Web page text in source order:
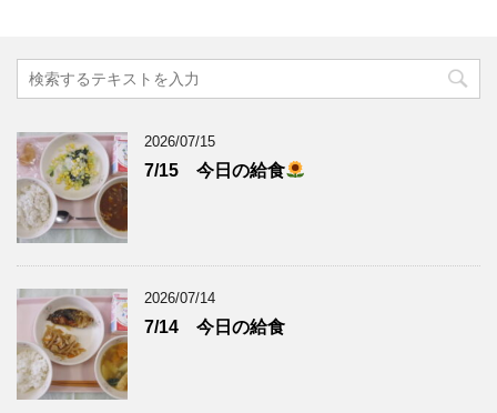
2026/07/15
7/15 今日の給食
2026/07/14
7/14 今日の給食